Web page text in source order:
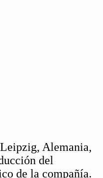
Alemania,
del
de la compañía.